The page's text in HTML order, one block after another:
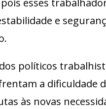
esses
e
políticos
a dificuldade
às novas